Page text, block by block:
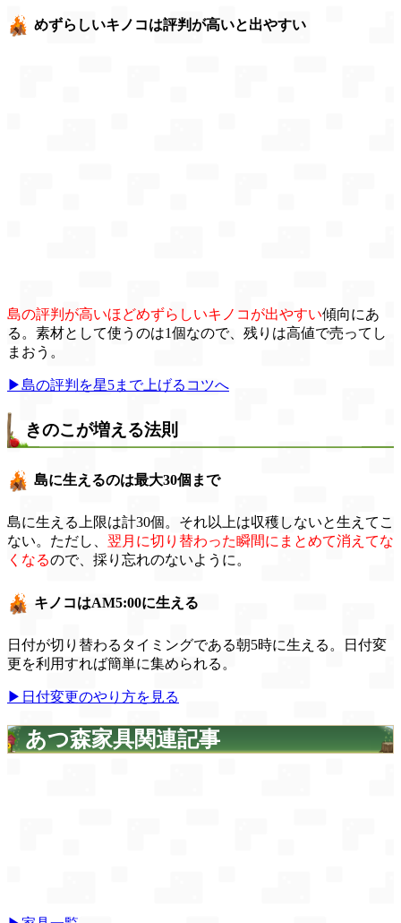
めずらしいキノコは評判が高いと出やすい
島の評判が高いほどめずらしいキノコが出やすい傾向にあ
る。素材として使うのは1個なので、残りは高値で売ってし
まおう。
▶島の評判を星5まで上げるコツへ
きのこが増える法則
島に生えるのは最大30個まで
島に生える上限は計30個。それ以上は収穫しないと生えてこ
ない。ただし、 翌月に切り替わった瞬間にまとめて消えてな
くなるので、採り忘れのないように。
キノコはAM5:00に生える
日付が切り替わるタイミングである朝5時に生える。日付変
更を利用すれば簡単に集められる。
▶日付変更のやり方を見る
あつ森家具関連記事